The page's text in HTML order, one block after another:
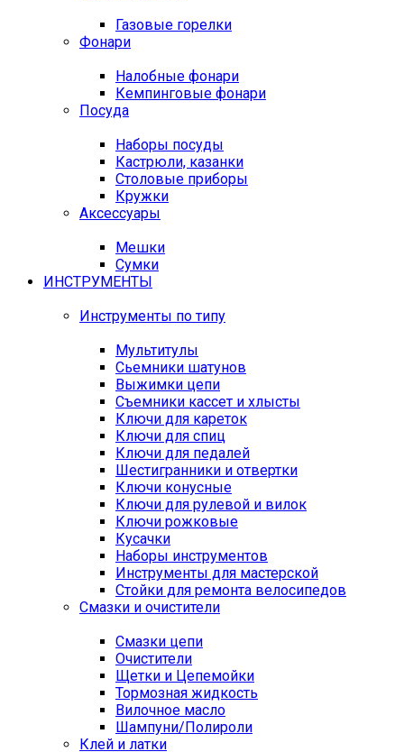
Газовые горелки
Фонари
Налобные фонари
Кемпинговые фонари
Посуда
Наборы посуды
Кастрюли, казанки
Столовые приборы
Кружки
Аксессуары
Мешки
Сумки
ИНСТРУМЕНТЫ
Инструменты по типу
Мультитулы
Сьемники шатунов
Выжимки цепи
Съемники кассет и хлысты
Ключи для кареток
Ключи для спиц
Ключи для педалей
Шестигранники и отвертки
Ключи конусные
Ключи для рулевой и вилок
Ключи рожковые
Кусачки
Наборы инструментов
Инструменты для мастерской
Стойки для ремонта велосипедов
Смазки и очистители
Смазки цепи
Очистители
Щетки и Цепемойки
Тормозная жидкость
Вилочное масло
Шампуни/Полироли
Клей и латки